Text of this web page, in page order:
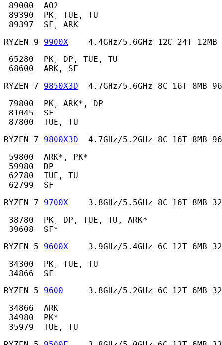
89000  AO2
89390  PK, TUE, TU
89397  SF, ARK
RYZEN 9 9900X
4.4GHz/5.6GHz 12C 24T 12MB
65280  PK, DP, TUE, TU
68600  ARK, SF
RYZEN 7 9850X3D
4.7GHz/5.6GHz 8C 16T 8MB
79800  PK, ARK*, DP
81045  SF
87800  TUE, TU
RYZEN 7 9800X3D
4.7GHz/5.2GHz 8C 16T 8MB
59800  ARK*, PK*
59980  DP
62780  TUE, TU
62799  SF
RYZEN 7 9700X
3.8GHz/5.5GHz 8C 16T 8MB
38780  PK, DP, TUE, TU, ARK*
39608  SF*
RYZEN 5 9600X
3.9GHz/5.4GHz 6C 12T 6MB
34300  PK, TUE, TU
34866  SF
RYZEN 5 9600
3.8GHz/5.2GHz 6C 12T 6MB
34866  ARK
34980  PK*
35979  TUE, TU